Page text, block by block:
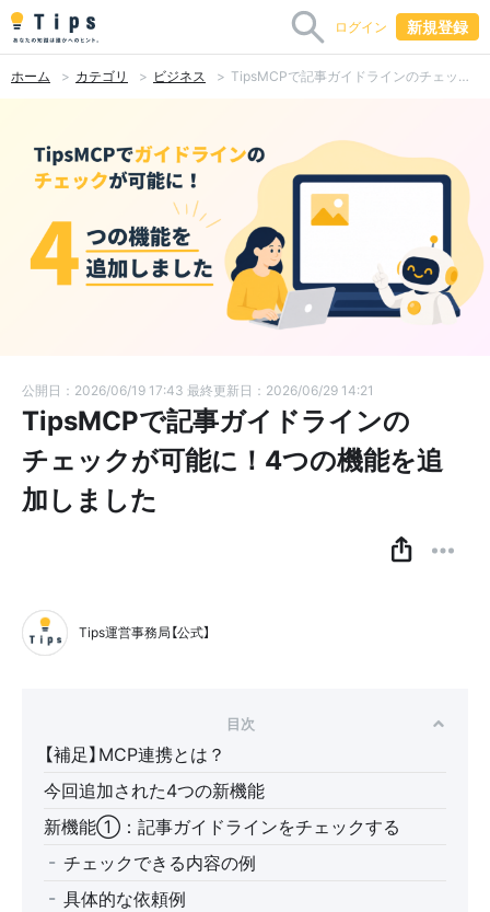
ログイン 新規登録
ホーム カテゴリ ビジネス TipsMCPで記事ガイドラインのチェックが可能に！4つの機能を追加しました
公開日：2026/06/19 17:43 最終更新日：2026/06/29 14:21
TipsMCPで記事ガイドラインの
チェックが可能に！4つの機能を追
加しました
Tips運営事務局【公式】
目次
【補足】MCP連携とは？
今回追加された4つの新機能
新機能①：記事ガイドラインをチェックする
チェックできる内容の例
具体的な依頼例